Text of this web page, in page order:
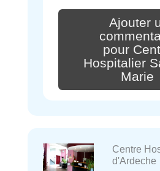
Ajouter
pour
Hospitalier
Marie
Centre
d'Ardeche